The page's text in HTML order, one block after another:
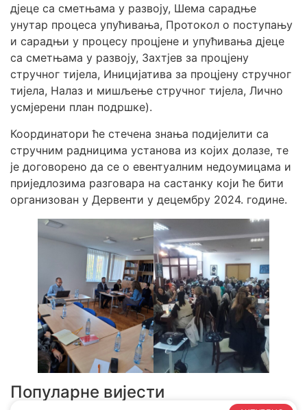
дјеце са сметњама у развоју, Шема сарадње
унутар процеса упућивања, Протокол о поступању
и сарадњи у процесу процјене и упућивања дјеце
са сметњама у развоју, Захтјев за процјену
стручног тијела, Иницијатива за процјену стручног
тијела, Налаз и мишљење стручног тијела, Лично
усмјерени план подршке).
Координатори ће стечена знања подијелити са
стручним радницима установа из којих долазе, те
је договорено да се о евентуалним недоумицама и
приједлозима разговара на састанку који ће бити
организован у Дервенти у децембру 2024. године.
Популарне вијести